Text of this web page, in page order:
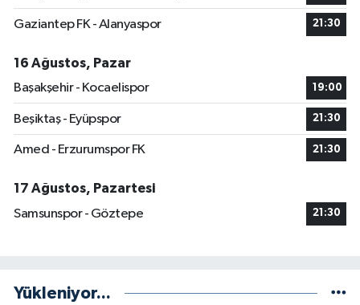
Gaziantep FK - Alanyaspor 21:30
16 Ağustos, Pazar
Başakşehir - Kocaelispor
19:00
Beşiktaş - Eyüpspor 21:30
Amed - Erzurumspor FK 21:30
17 Ağustos, Pazartesi
Samsunspor - Göztepe
21:30
Yükleniyor...